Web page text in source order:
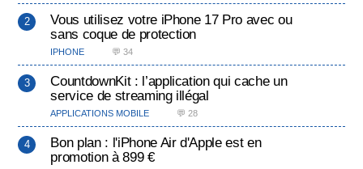
Vous utilisez votre iPhone 17 Pro avec ou
sans coque de protection
IPHONE 💬 34
CountdownKit : l’application qui cache un
service de streaming illégal
APPLICATIONS MOBILE 💬 28
Bon plan : l'iPhone Air d'Apple est en
promotion à 899 €